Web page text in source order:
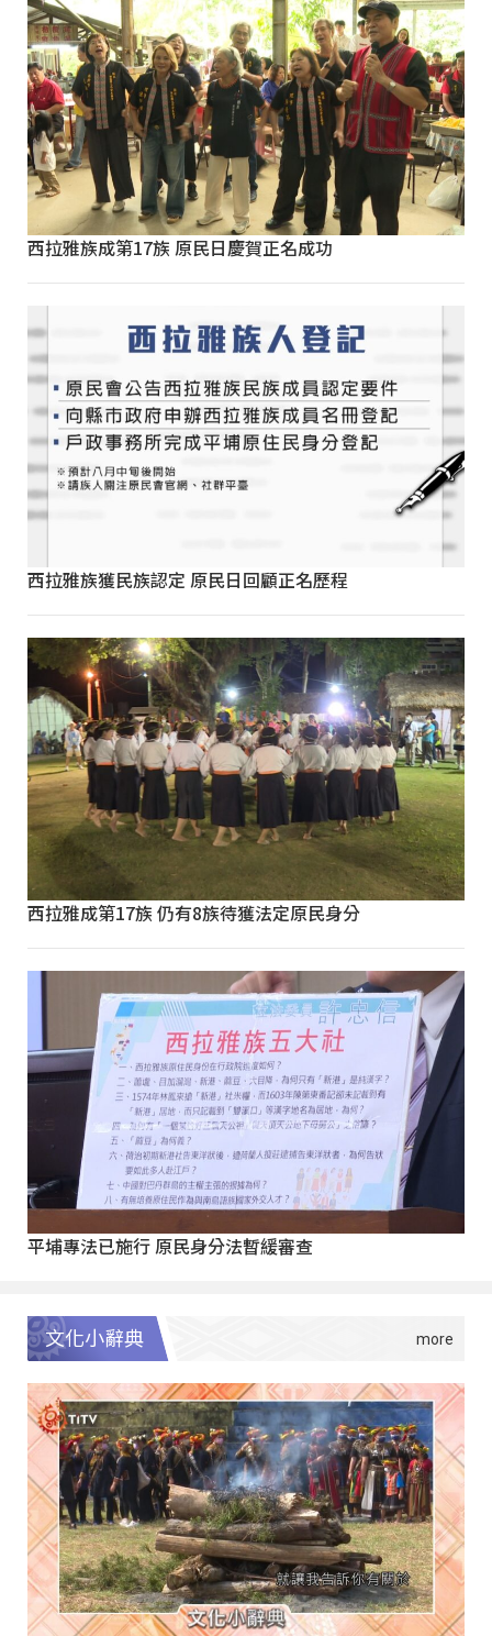
西拉雅族成第17族 原民日慶賀正名成功
西拉雅族獲民族認定 原民日回顧正名歷程
西拉雅成第17族 仍有8族待獲法定原民身分
平埔專法已施行 原民身分法暫緩審查
文化小辭典